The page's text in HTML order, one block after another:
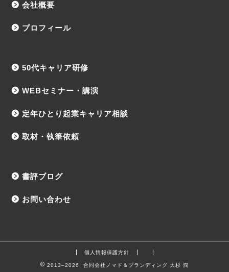
会社概要
プロフィール
50代キャリア研修
WEBセミナー・講演
定年ひとり起業キャリア相談
取材・執筆依頼
書評ブログ
お問い合わせ
個人情報保護方針
2013–2026 合同会社ノマド＆ブランディング 大杉 潤